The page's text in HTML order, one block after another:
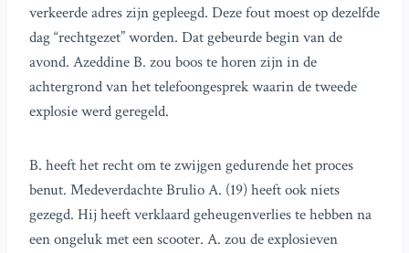
verkeerde adres zijn gepleegd. Deze fout moest op dezelfde
dag “rechtgezet” worden. Dat gebeurde begin van de
avond. Azeddine B. zou boos te horen zijn in de
achtergrond van het telefoongesprek waarin de tweede
explosie werd geregeld.
B. heeft het recht om te zwijgen gedurende het proces
benut. Medeverdachte Brulio A. (19) heeft ook niets
gezegd. Hij heeft verklaard geheugenverlies te hebben na
een ongeluk met een scooter. A. zou de explosieven